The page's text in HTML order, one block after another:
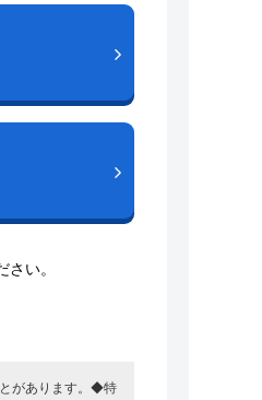
い。
があります。◆特